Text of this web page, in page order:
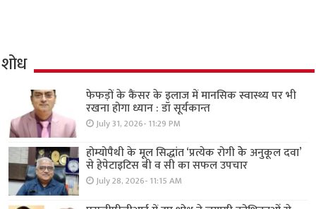
शोध
फेफड़ों के कैंसर के इलाज में मानसिक स्वास्थ्य पर भी
रखना होगा ध्यान : डॉ सूर्यकान्त
July 31, 2026- 11:29 PM
होम्योपैथी के मूल सिद्धांत ‘प्रत्येक रोगी केे अनुकूल दवा’
से हेपेटाइटिस बी व सी का सफल उपचार
July 28, 2026- 11:15 AM